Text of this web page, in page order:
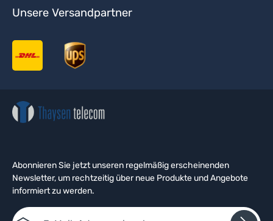
Unsere Versandpartner
Abonnieren Sie jetzt unseren regelmäßig erscheinenden
Newsletter, um rechtzeitig über neue Produkte und Angebote
informiert zu werden.
E-Mail-Adresse*